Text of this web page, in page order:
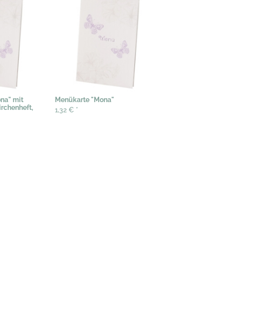
mit
Menükarte "Mona"
1,32 € *